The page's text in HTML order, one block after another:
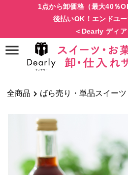
1点から卸価格（最大40％
後払いOK！エンドユ
＜Dearly ディア
全商品 ばら売り・単品スイーツ